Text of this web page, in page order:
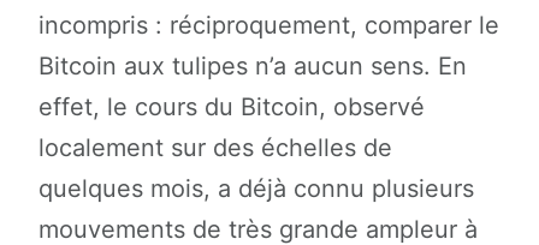
incompris : réciproquement, comparer le
Bitcoin aux tulipes n’a aucun sens. En
effet, le cours du Bitcoin, observé
localement sur des échelles de
quelques mois, a déjà connu plusieurs
mouvements de très grande ampleur à